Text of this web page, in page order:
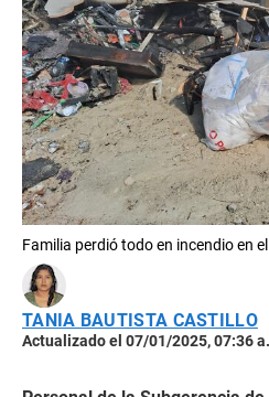
Familia perdió todo en incendio en
TANIA BAUTISTA CASTILLO
Actualizado el 07/01/2025, 07:36